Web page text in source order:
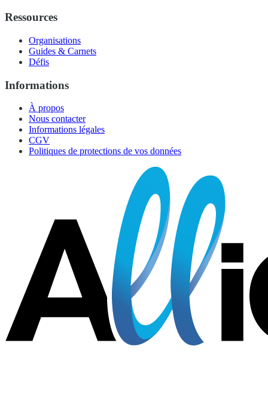
Ressources
Organisations
Guides & Carnets
Défis
Informations
À propos
Nous contacter
Informations légales
CGV
Politiques de protections de vos données